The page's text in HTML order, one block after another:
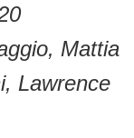
Mattia
Lawrence